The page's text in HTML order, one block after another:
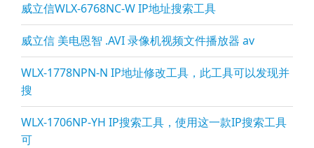
威立信WLX-6768NC-W IP地址搜索工具
威立信 美电恩智 .AVI 录像机视频文件播放器 av
WLX-1778NPN-N IP地址修改工具，此工具可以发现并
搜
WLX-1706NP-YH IP搜索工具，使用这一款IP搜索工具
可